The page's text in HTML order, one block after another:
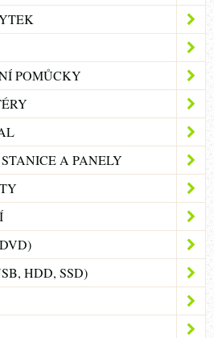
POMŮCKY
A PANELY
HDD, SSD)